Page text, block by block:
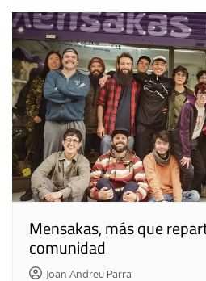
Mensakas, más que
comunidad
Joan Andreu Parra